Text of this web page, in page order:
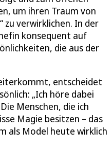
um ihren Traum von
zu verwirklichen. In der
konsequent auf
die aus der
entscheidet
„Ich höre dabei
Menschen, die ich
Magie besitzen – das
als Model heute wirklich